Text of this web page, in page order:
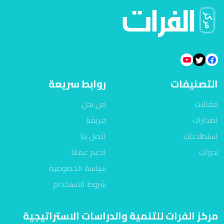
التصنيفات
مقالات
اصدارات
استطلاعات
ندوات
روابط سريعة
من نحن
فريقنا
اتصل بنا
ادعم عملنا
سياسة الخصوصية
شروط الاستخدام
مركز الفرات للتنمية والدراسات الاستراتيجية